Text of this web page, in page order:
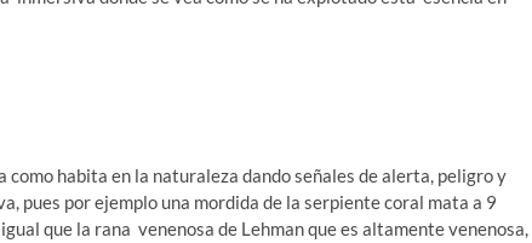
como habita en la naturaleza dando señales de alerta, peligro y
pues por ejemplo una mordida de la serpiente coral mata a 9
que la rana venenosa de Lehman que es altamente venenosa,